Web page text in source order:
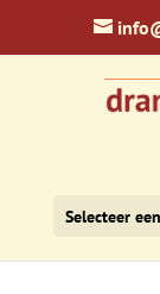
Selecteer